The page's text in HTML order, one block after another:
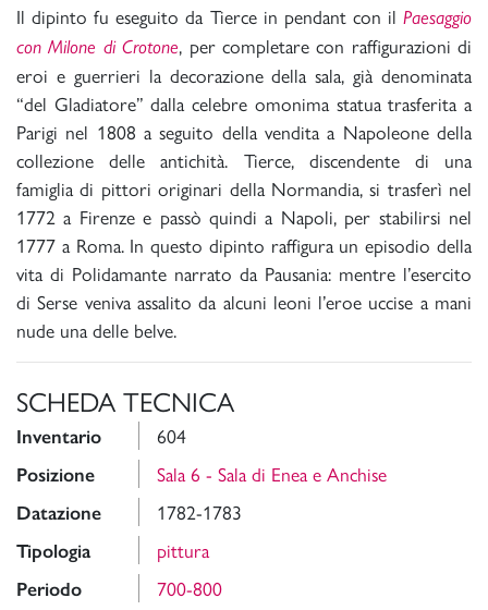
Il dipinto fu eseguito da Tierce in pendant con il Paesaggio
con Milone di Crotone, per completare con raffigurazioni di
eroi e guerrieri la decorazione della sala, già denominata
“del Gladiatore” dalla celebre omonima statua trasferita a
Parigi nel 1808 a seguito della vendita a Napoleone della
collezione delle antichità. Tierce, discendente di una
famiglia di pittori originari della Normandia, si trasferì nel
1772 a Firenze e passò quindi a Napoli, per stabilirsi nel
1777 a Roma. In questo dipinto raffigura un episodio della
vita di Polidamante narrato da Pausania: mentre l’esercito
di Serse veniva assalito da alcuni leoni l’eroe uccise a mani
nude una delle belve.
SCHEDA TECNICA
Inventario 604
Posizione Sala 6 - Sala di Enea e Anchise
Datazione 1782-1783
Tipologia pittura
Periodo 700-800